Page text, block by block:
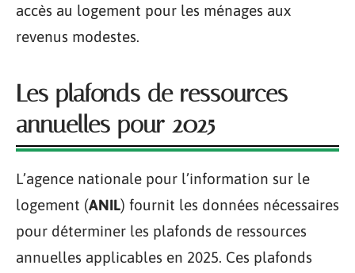
accès au logement pour les ménages aux
revenus modestes.
Les plafonds de ressources
annuelles pour 2025
L’agence nationale pour l’information sur le
logement (ANIL) fournit les données nécessaires
pour déterminer les plafonds de ressources
annuelles applicables en 2025. Ces plafonds